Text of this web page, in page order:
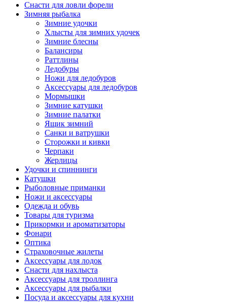
Снасти для ловли форели
Зимняя рыбалка
Зимние удочки
Хлысты для зимних удочек
Зимние блесны
Балансиры
Раттлины
Ледобуры
Ножи для ледобуров
Аксессуары для ледобуров
Мормышки
Зимние катушки
Зимние палатки
Ящик зимний
Санки и ватрушки
Сторожки и кивки
Черпаки
Жерлицы
Удочки и спиннинги
Катушки
Рыболовные приманки
Ножи и аксессуары
Одежда и обувь
Товары для туризма
Прикормки и ароматизаторы
Фонари
Оптика
Страховочные жилеты
Аксессуары для лодок
Снасти для нахлыста
Аксессуары для троллинга
Аксессуары для рыбалки
Посуда и аксессуары для кухни